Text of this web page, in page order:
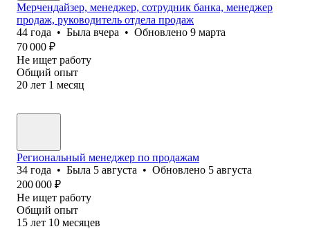
Мерчендайзер, менеджер, сотрудник банка, менеджер
продаж, руководитель отдела продаж
44 года • Была вчера • Обновлено 9 марта
70 000 ₽
Не ищет работу
Общий опыт
20 лет 1 месяц
Региональный менеджер по продажам
34 года • Была 5 августа • Обновлено 5 августа
200 000 ₽
Не ищет работу
Общий опыт
15 лет 10 месяцев